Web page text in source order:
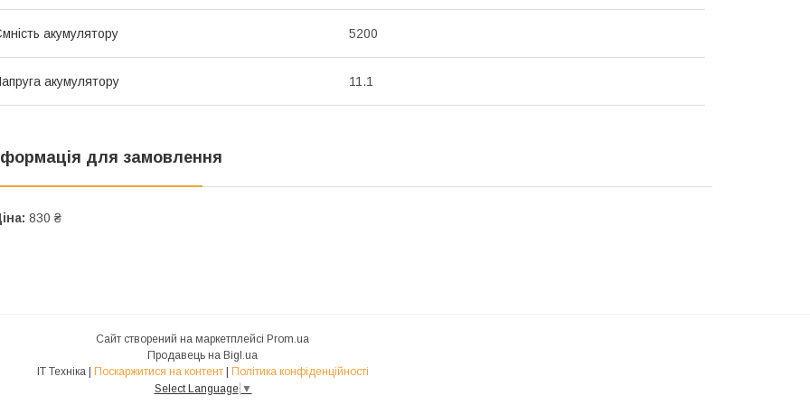
акумулятору 5200
акумулятору 11.1
для замовлення
830 ₴
Сайт створений на маркетплейсі Prom.ua
Продавець на Bigl.ua
IT Техніка | Поскаржитися на контент | Політика конфіденційності
Select Language ▼